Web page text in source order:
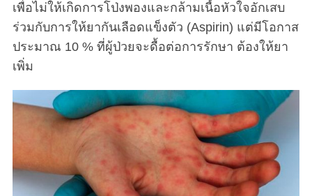
เพื่อไม่ให้เกิดการโป่งพองและกล้ามเนื้อหัวใจอักเสบ
ร่วมกับการให้ยากันเลือดแข็งตัว (Aspirin) แต่มีโอกาส
ประมาณ 10 % ที่ผู้ป่วยจะดื้อต่อการรักษา ต้องให้ยา
เพิ่ม